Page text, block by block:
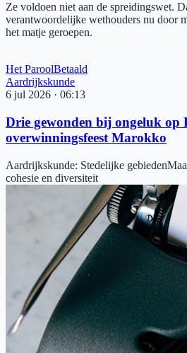
Ze voldoen niet aan de spreidingswet.
verantwoordelijke wethouders nu door
het matje geroepen.
Het ParoolBetaald
Aardrijkskunde
6 jul 2026 · 06:13
Drie gewonden bij ongeluk op
overwinningsfeest Marokko
Aardrijkskunde: Stedelijke gebieden
cohesie en diversiteit